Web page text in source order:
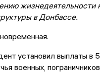
жизнедеятельности
в Донбассе.
установил выплаты в
военных,